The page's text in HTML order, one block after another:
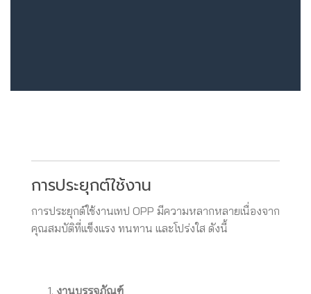
การประยุกต์ใช้งาน
การประยุกต์ใช้งานเทป OPP มีความหลากหลายเนื่องจาก
คุณสมบัติที่แข็งแรง ทนทาน และโปร่งใส ดังนี้
งานบรรจุภัณฑ์